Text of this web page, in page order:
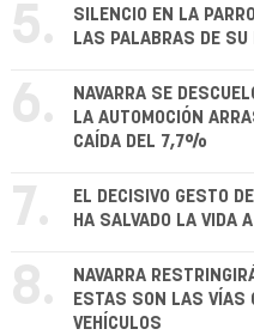
5.
SILENCIO EN LA
LAS PALABRAS DE SU
6.
NAVARRA SE
LA AUTOMOCIÓN
CAÍDA DEL 7,7%
7.
EL DECISIVO GESTO
HA SALVADO LA VIDA
8.
NAVARRA
ESTAS SON LAS VÍAS
VEHÍCULOS